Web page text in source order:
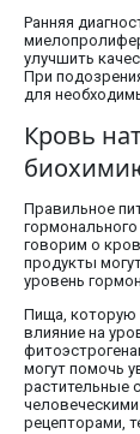
Ранняя
улучшить
При
для
Кровь
Правильное
говорим о
продукты
уровень
Пища, которую
влияние на
могут помочь
растительные
рецепторами,